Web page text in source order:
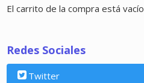
El carrito de la compra está vacío
Redes Sociales
Twitter